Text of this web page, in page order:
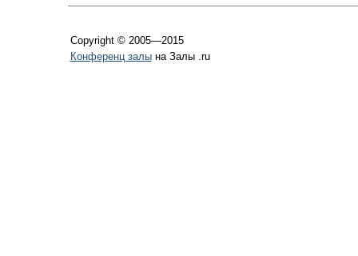
Copyright © 2005—2015
Конференц залына Залы .ru